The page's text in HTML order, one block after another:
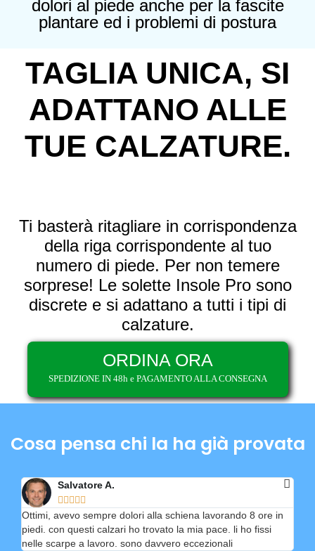
dolori al piede anche per la fascite
plantare ed i problemi di postura
TAGLIA UNICA, SI
ADATTANO ALLE
TUE CALZATURE.
Ti basterà ritagliare in corrispondenza
della riga corrispondente al tuo
numero di piede. Per non temere
sorprese! Le solette Insole Pro sono
discrete e si adattano a tutti i tipi di
calzature.
ORDINA ORA
SPEDIZIONE IN 48h e PAGAMENTO ALLA CONSEGNA
Cosa pensa chi la ha già provata
Salvatore A.
    
Ottimi, avevo sempre dolori alla schiena lavorando 8 ore in
piedi. con questi calzari ho trovato la mia pace. li ho fissi
nelle scarpe a lavoro. sono davvero eccezionali